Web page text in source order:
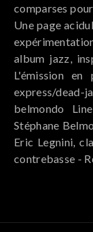
comparses
Une page
album jazz,
L'émission en
express/dead-
belmondo
Stéphane
Eric Legnini,
contrebasse -